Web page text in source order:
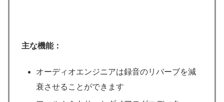
主な機能：
オーディオエンジニアは録音のリバーブを減
衰させることができます